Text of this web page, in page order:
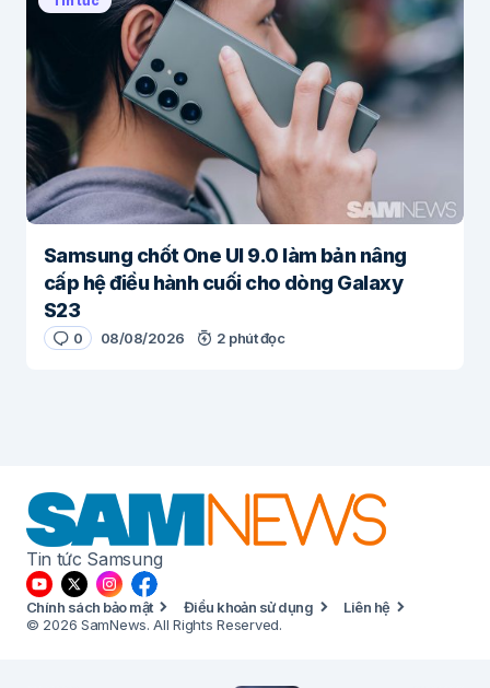
Samsung chốt One UI 9.0 làm bản nâng
cấp hệ điều hành cuối cho dòng Galaxy
S23
0 08/08/2026 2 phút đọc
Tin tức Samsung
Chính sách bảo mật Điều khoản sử dụng
Liên hệ
© 2026 SamNews. All Rights Reserved.